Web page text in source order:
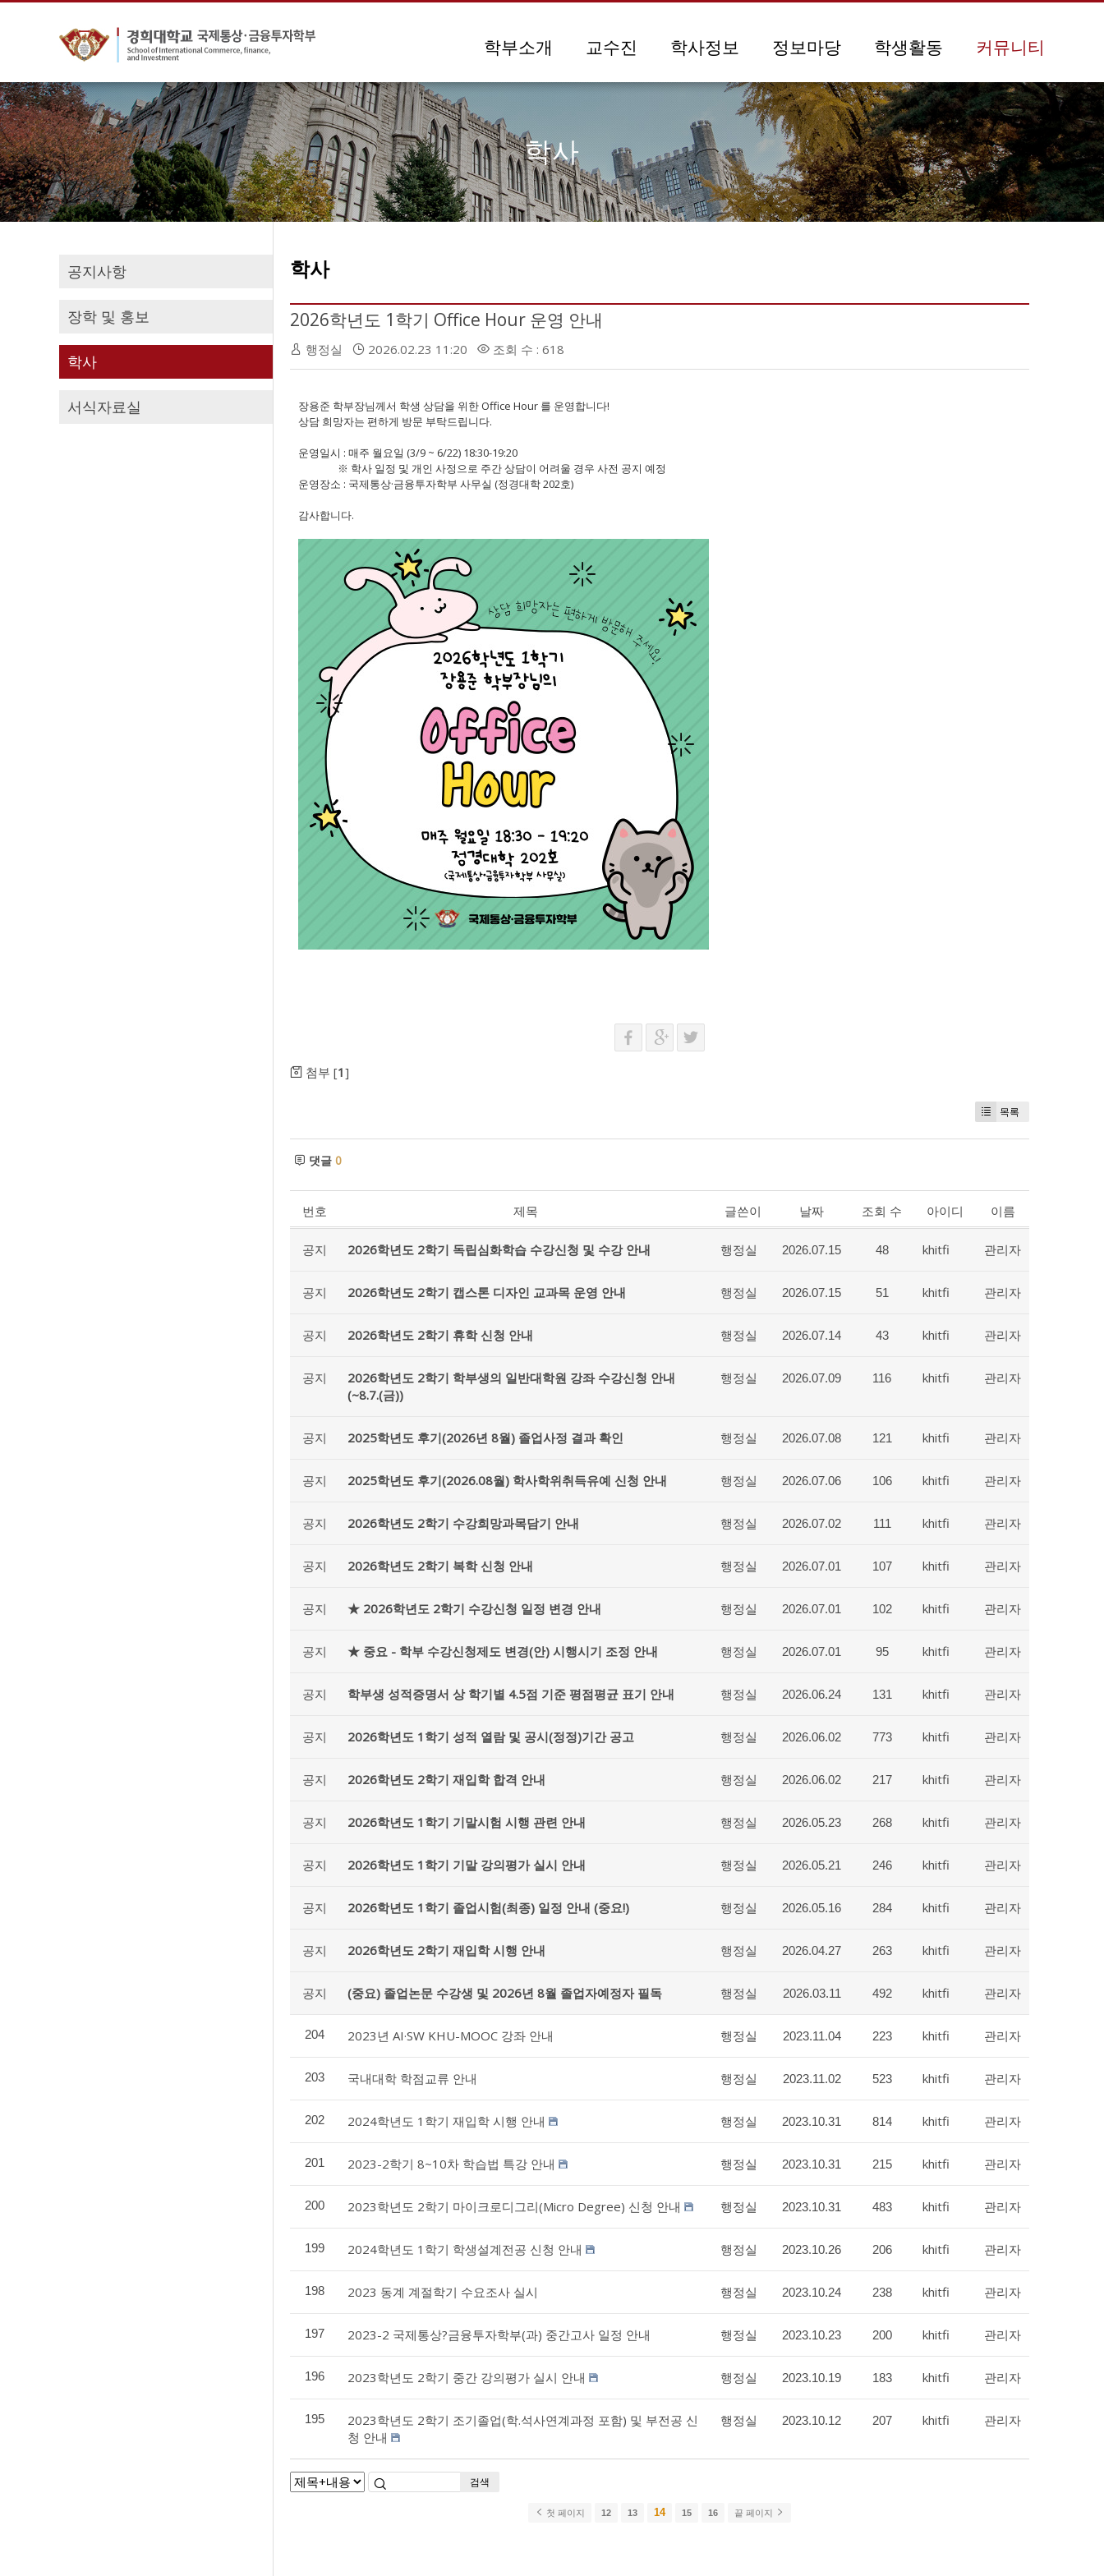
학부소개 교수진 학사정보 정보마당 학생활동 커뮤니티
학사
공지사항
장학 및 홍보
학사
서식자료실
학사
2026학년도 1학기 Office Hour 운영 안내
행정실 2026.02.23 11:20 조회 수 : 618
장용준 학부장님께서 학생 상담을 위한 Office Hour 를 운영합니다!
상담 희망자는 편하게 방문 부탁드립니다.
운영일시 : 매주 월요일 (3/9 ~ 6/22) 18:30-19:20
※ 학사 일정 및 개인 사정으로 주간 상담이 어려울 경우 사전 공지 예정
운영장소 : 국제통상·금융투자학부 사무실 (정경대학 202호)
감사합니다.
첨부 [1]
목록
댓글 0
번호 제목 글쓴이 날짜 조회 수 아이디 이름
공지 2026학년도 2학기 독립심화학습 수강신청 및 수강 안내 행정실 2026.07.15 48 khitfi 관리자
공지 2026학년도 2학기 캡스톤 디자인 교과목 운영 안내 행정실 2026.07.15 51 khitfi 관리자
공지 2026학년도 2학기 휴학 신청 안내 행정실 2026.07.14 43 khitfi 관리자
공지
2026학년도 2학기 학부생의 일반대학원 강좌 수강신청 안내
(~8.7.(금))
행정실 2026.07.09 116 khitfi 관리자
공지 2025학년도 후기(2026년 8월) 졸업사정 결과 확인 행정실 2026.07.08 121 khitfi 관리자
공지 2025학년도 후기(2026.08월) 학사학위취득유예 신청 안내 행정실 2026.07.06 106 khitfi 관리자
공지 2026학년도 2학기 수강희망과목담기 안내 행정실 2026.07.02 111 khitfi 관리자
공지 2026학년도 2학기 복학 신청 안내 행정실 2026.07.01 107 khitfi 관리자
공지 ★ 2026학년도 2학기 수강신청 일정 변경 안내 행정실 2026.07.01 102 khitfi 관리자
공지 ★ 중요 - 학부 수강신청제도 변경(안) 시행시기 조정 안내 행정실 2026.07.01 95 khitfi 관리자
공지 학부생 성적증명서 상 학기별 4.5점 기준 평점평균 표기 안내 행정실 2026.06.24 131 khitfi 관리자
공지 2026학년도 1학기 성적 열람 및 공시(정정)기간 공고 행정실 2026.06.02 773 khitfi 관리자
공지 2026학년도 2학기 재입학 합격 안내 행정실 2026.06.02 217 khitfi 관리자
공지 2026학년도 1학기 기말시험 시행 관련 안내 행정실 2026.05.23 268 khitfi 관리자
공지 2026학년도 1학기 기말 강의평가 실시 안내 행정실 2026.05.21 246 khitfi 관리자
공지 2026학년도 1학기 졸업시험(최종) 일정 안내 (중요!) 행정실 2026.05.16 284 khitfi 관리자
공지 2026학년도 2학기 재입학 시행 안내 행정실 2026.04.27 263 khitfi 관리자
공지 (중요) 졸업논문 수강생 및 2026년 8월 졸업자예정자 필독 행정실 2026.03.11 492 khitfi 관리자
204 2023년 AI·SW KHU-MOOC 강좌 안내 행정실 2023.11.04 223 khitfi 관리자
203 국내대학 학점교류 안내 행정실 2023.11.02 523 khitfi 관리자
202 2024학년도 1학기 재입학 시행 안내 행정실 2023.10.31 814 khitfi 관리자
201 2023-2학기 8~10차 학습법 특강 안내 행정실 2023.10.31 215 khitfi 관리자
200 2023학년도 2학기 마이크로디그리(Micro Degree) 신청 안내 행정실 2023.10.31 483 khitfi 관리자
199 2024학년도 1학기 학생설계전공 신청 안내 행정실 2023.10.26 206 khitfi 관리자
198 2023 동계 계절학기 수요조사 실시 행정실 2023.10.24 238 khitfi 관리자
197 2023-2 국제통상?금융투자학부(과) 중간고사 일정 안내 행정실 2023.10.23 200 khitfi 관리자
196 2023학년도 2학기 중간 강의평가 실시 안내 행정실 2023.10.19 183 khitfi 관리자
195
2023학년도 2학기 조기졸업(학.석사연계과정 포함) 및 부전공 신
청 안내
행정실 2023.10.12 207 khitfi 관리자
검색
첫 페이지 12 13 14 15 16 끝 페이지